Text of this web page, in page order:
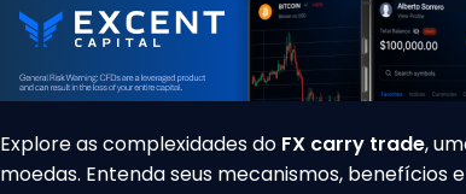
Explore as complexidades do FX carry trade,
moedas. Entenda seus mecanismos,